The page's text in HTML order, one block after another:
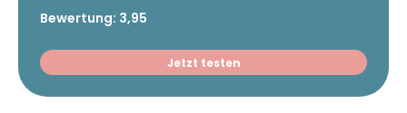
Bewertung: 3,95
Jetzt testen